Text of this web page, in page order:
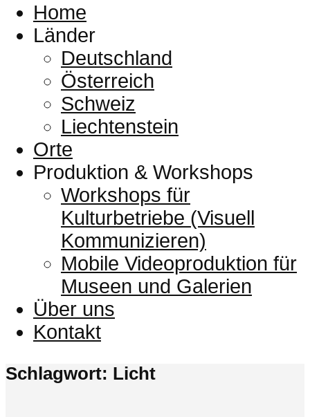
Home
Länder
Deutschland
Österreich
Schweiz
Liechtenstein
Orte
Produktion & Workshops
Workshops für
Kulturbetriebe (Visuell
Kommunizieren)
Mobile Videoproduktion für
Museen und Galerien
Über uns
Kontakt
Schlagwort: Licht